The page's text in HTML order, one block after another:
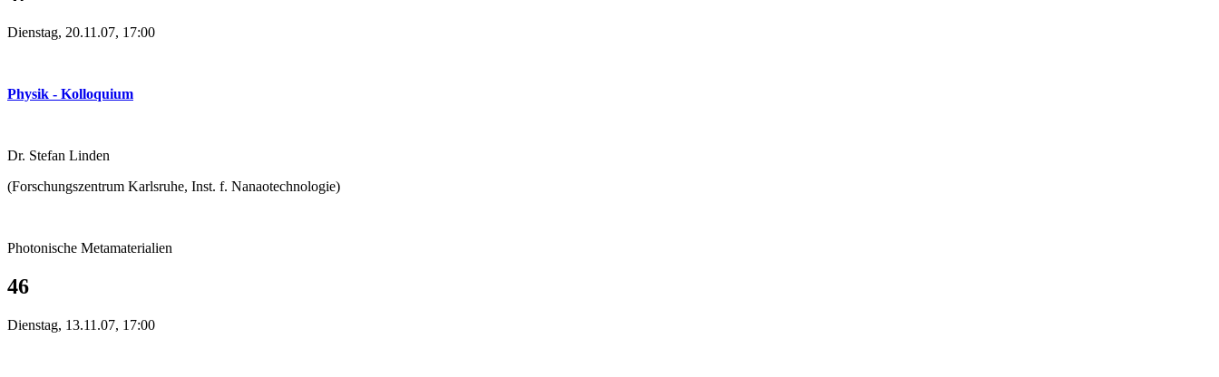
Dienstag, 20.11.07, 17:00
Physik - Kolloquium
Dr. Stefan Linden
(Forschungszentrum Karlsruhe, Inst. f. Nanaotechnologie)
Photonische Metamaterialien
46
Dienstag, 13.11.07, 17:00